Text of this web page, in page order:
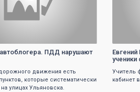
автоблогера. ПДД нарушают
движения есть
которые систематически
улицах Ульяновска.
ученики
Учитель
кабинет